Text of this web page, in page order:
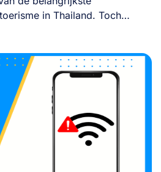
in Thailand. Toch